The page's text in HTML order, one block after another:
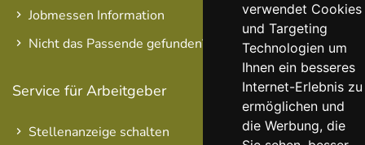
verwendet Cookies
und Targeting
Technologien um
Ihnen ein besseres
Internet-Erlebnis zu
ermöglichen und
die Werbung, die
Jobmessen Information
Nicht das Passende gefunden?
Service für Arbeitgeber
Stellenanzeige schalten